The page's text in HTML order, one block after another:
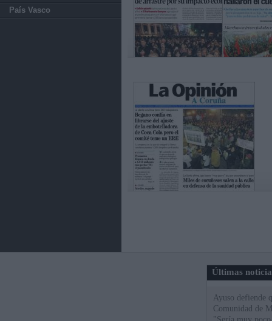
País Vasco
Últimas
Ayuso defiende
Comunidad de